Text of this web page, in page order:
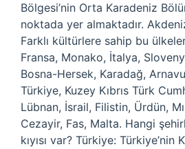
Bölgesi’nin Orta Karadeniz
noktada yer almaktadır.
Farklı kültürlere sahip bu
Fransa, Monako, İtalya,
Bosna-Hersek, Karadağ,
Türkiye, Kuzey Kıbrıs Türk
Lübnan, İsrail, Filistin, Ürdün,
Cezayir, Fas, Malta. Hangi
kıyısı var? Türkiye: Türkiye’nin